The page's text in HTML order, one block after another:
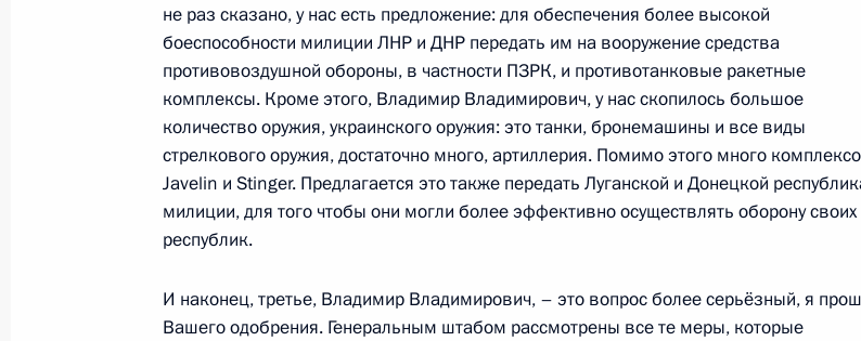
17 февраля 2022 года, четверг
Совещание по экономическим вопросам
17 февраля 2022 года, 18:20 Москва, Кремль
16 февраля 2022 года, среда
Расширенное заседание коллегии МЧС
не раз сказано, у нас есть предложение: для обеспечения более высокой
боеспособности милиции ЛНР и ДНР передать им на вооружение средства
противовоздушной обороны, в частности ПЗРК, и противотанковые ракетные
комплексы. Кроме этого, Владимир Владимирович, у нас скопилось большое
количество оружия, украинского оружия: это танки, бронемашины и все виды
стрелкового оружия, достаточно много, артиллерия. Помимо этого много
Javelin и Stinger. Предлагается это также передать Луганской и Донецкой
милиции, для того чтобы они могли более эффективно осуществлять оборону своих
республик.
И наконец, третье, Владимир Владимирович, – это вопрос более серьёзный, я
Вашего одобрения. Генеральным штабом рассмотрены все те меры, которые